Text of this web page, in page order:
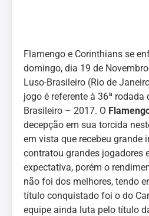
Flamengo e Corinthians se
domingo, dia 19 de
Luso-Brasileiro (Rio de
jogo é referente à 36ª rodada
Brasileiro – 2017. O
decepção em sua torcida
em vista que recebeu grande
contratou grandes jogadores
expectativa, porém o
não foi dos melhores, tendo
título conquistado foi o do
equipe ainda luta pelo título